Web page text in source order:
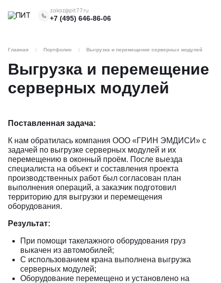
zakaz@pit77.ru
+7 (495) 646-86-06
Главная Портфолио Выгрузка и перемещение серверных модулей
Выгрузка и перемещение
серверных модулей
Поставленная задача:
К нам обратилась компания ООО «ГРИН ЭМДИСИ» с
задачей по выгрузке серверных модулей и их
перемещению в оконный проём. После выезда
специалиста на объект и составления проекта
производственных работ был согласован план
выполнения операций, а заказчик подготовил
территорию для выгрузки и перемещения
оборудования.
Результат:
При помощи такелажного оборудования груз
выкачен из автомобилей;
С использованием крана выполнена выгрузка
серверных модулей;
Оборудование перемещено и установлено на